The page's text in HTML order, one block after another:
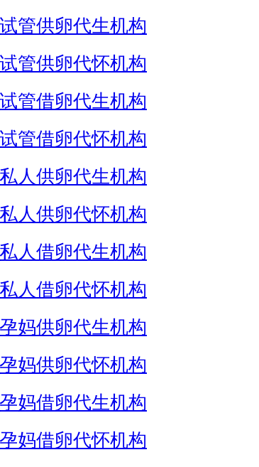
试管供卵代生机构
试管供卵代怀机构
试管借卵代生机构
试管借卵代怀机构
私人供卵代生机构
私人供卵代怀机构
私人借卵代生机构
私人借卵代怀机构
孕妈供卵代生机构
孕妈供卵代怀机构
孕妈借卵代生机构
孕妈借卵代怀机构